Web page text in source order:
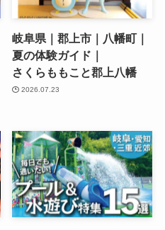
岐阜県｜郡上市｜八幡町｜
夏の体験ガイド｜
さくらももこと郡上八幡
2026.07.23